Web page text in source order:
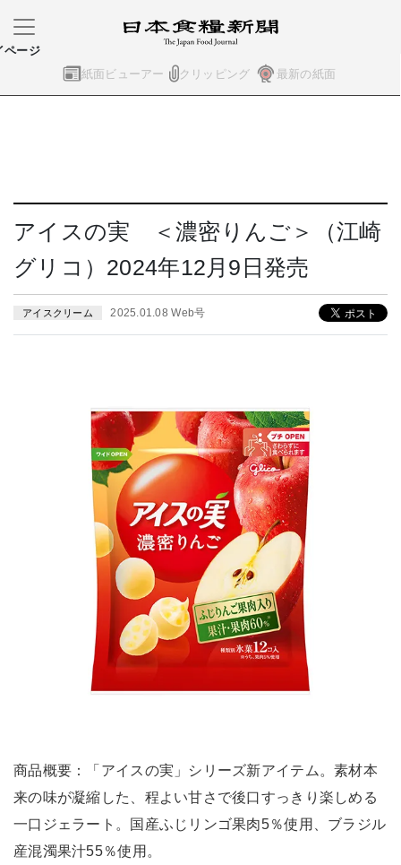
紙面ビューアー クリッピング 最新の紙面
ページ
アイスの実 ＜濃密りんご＞（江崎
グリコ）2024年12月9日発売
アイスクリーム 2025.01.08 Web号
商品概要：「アイスの実」シリーズ新アイテム。素材本
来の味が凝縮した、程よい甘さで後口すっきり楽しめる
一口ジェラート。国産ふじリンゴ果肉5％使用、ブラジル
産混濁果汁55％使用。